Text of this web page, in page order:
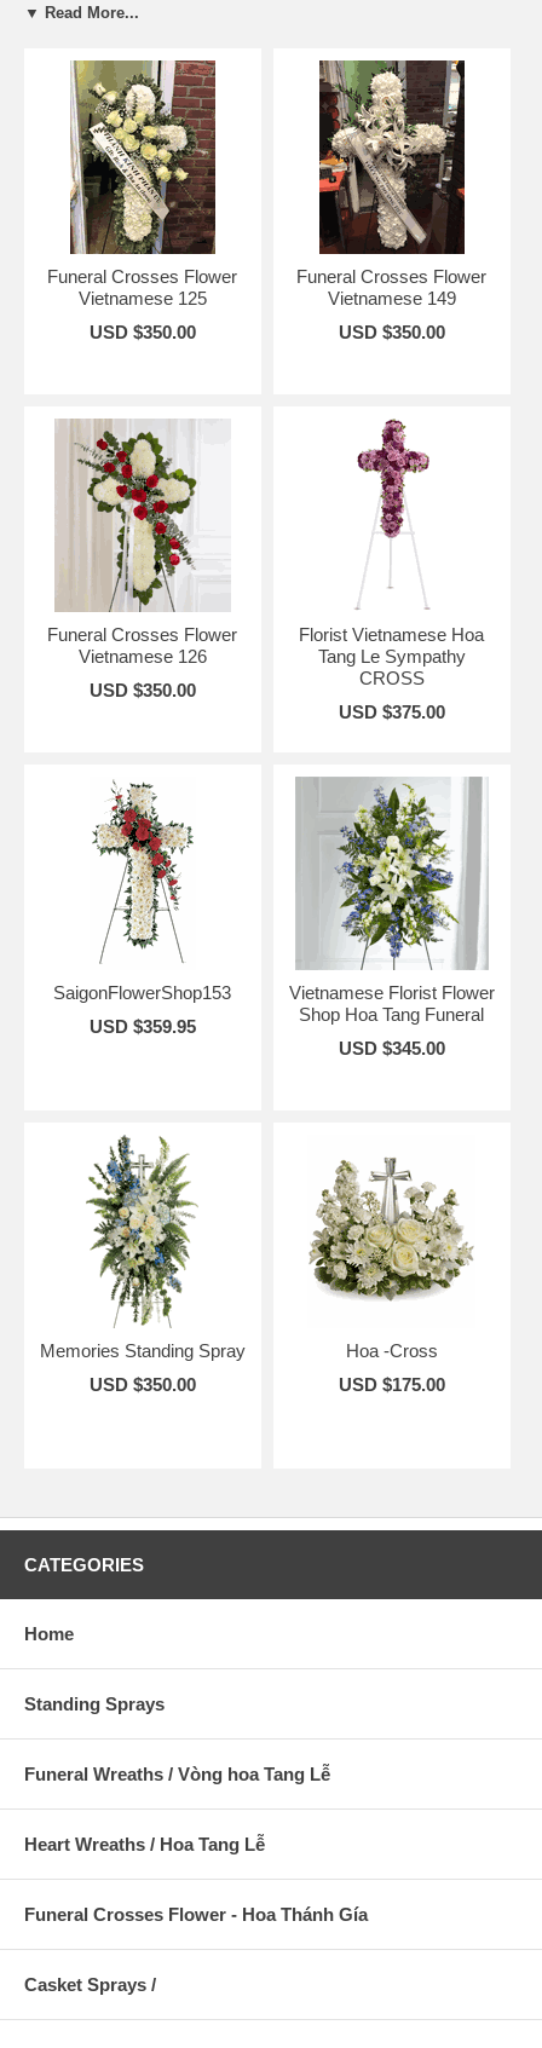
Hoa tang lễ, vòng hoa tang, kệ hoa tang
Hoa phúng điếu
Hoa chia buồn
Hoa trên nắp qua tài vvv
Hoa Thánh Giá
▼ Read More...
Funeral Crosses Flower
Vietnamese 125
USD $350.00
Funeral Crosses Flower
Vietnamese 149
USD $350.00
Funeral Crosses Flower
Vietnamese 126
USD $350.00
Florist Vietnamese Hoa
Tang Le Sympathy
CROSS
USD $375.00
SaigonFlowerShop153
USD $359.95
Vietnamese Florist Flower
Shop Hoa Tang Funeral
USD $345.00
Memories Standing Spray
USD $350.00
Hoa -Cross
USD $175.00
CATEGORIES
Home
Standing Sprays
Funeral Wreaths / Vòng hoa Tang Lễ
Heart Wreaths / Hoa Tang Lễ
Funeral Crosses Flower - Hoa Thánh Gía
Casket Sprays /